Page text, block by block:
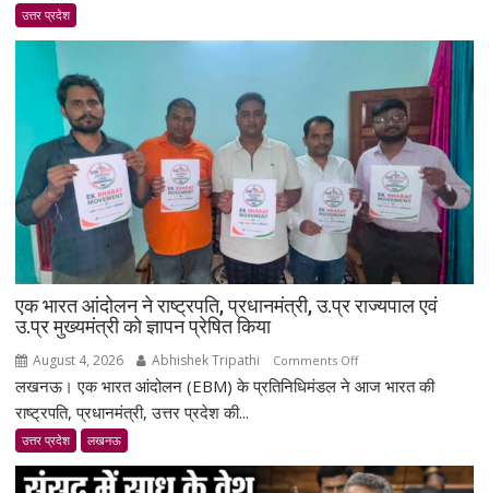
डे,
एयरपोर्ट
पर
भव्य
स्वागत;
बोलीं-
लक्ष्य
उत्तर प्रदेश
एक भारत आंदोलन ने राष्ट्रपति, प्रधानमंत्री, उ.प्र राज्यपाल एवं
उ.प्र मुख्यमंत्री को ज्ञापन प्रेषित किया
August 4, 2026 Abhishek Tripathi Comments Offon
एक
राष्ट्रपति,
लखनऊ। एक भारत आंदोलन (EBM) के प्रतिनिधिमंडल ने आज भारत की
राष्ट्रपति, प्रधानमंत्री, उत्तर प्रदेश की...
उत्तर प्रदेश लखनऊ